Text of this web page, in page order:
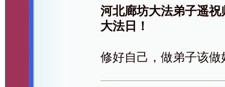
河北廊坊大法弟子遥
大法日！
修好自己，做弟子该